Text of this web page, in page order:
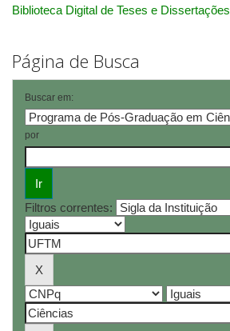
Biblioteca Digital de Teses e Dissertações
Página de Busca
Buscar em:
por
Filtros correntes: